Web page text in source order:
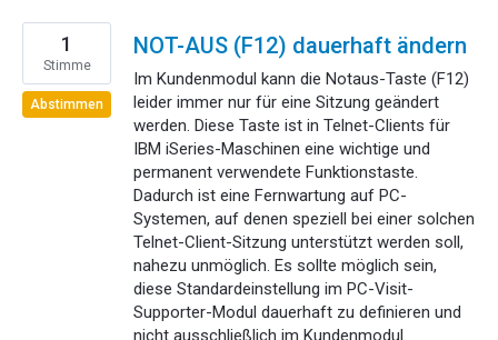
NOT-AUS (F12) dauerhaft ändern
Im Kundenmodul kann die Notaus-Taste (F12)
leider immer nur für eine Sitzung geändert
werden. Diese Taste ist in Telnet-Clients für
IBM iSeries-Maschinen eine wichtige und
permanent verwendete Funktionstaste.
Dadurch ist eine Fernwartung auf PC-
Systemen, auf denen speziell bei einer solchen
Telnet-Client-Sitzung unterstützt werden soll,
nahezu unmöglich. Es sollte möglich sein,
diese Standardeinstellung im PC-Visit-
Supporter-Modul dauerhaft zu definieren und
nicht ausschließlich im Kundenmodul.
1
Stimme
Abstimmen